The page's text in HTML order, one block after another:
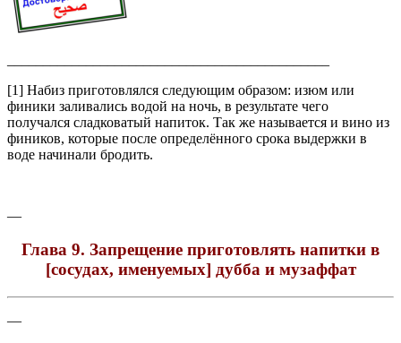
[1] Набиз приготовлялся следующим образом: изюм или
финики заливались водой на ночь, в результате чего
получался сладковатый напиток. Так же называется и вино из
фиников, которые после определённого срока выдержки в
воде начинали бродить.
—
Глава 9. Запрещение приготовлять напитки в
[сосудах, именуемых] дубба и музаффат
—